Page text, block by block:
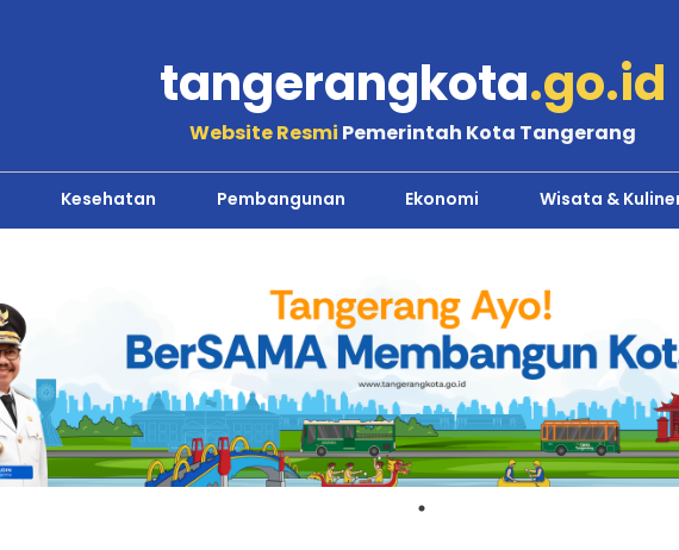
tangerangkota.go.id
Website Resmi Pemerintah Kota Tangerang
Kesehatan Pembangunan Ekonomi Wisata &